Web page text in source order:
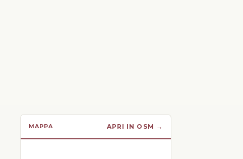
MAPPA APRI IN OSM →